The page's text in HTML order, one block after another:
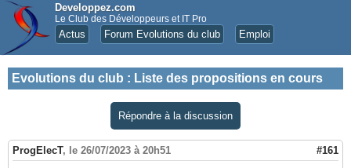
Developpez.com
Le Club des Développeurs et IT Pro
Actus Forum Evolutions du club Emploi
Evolutions du club : Liste des propositions en cours
Répondre à la discussion
ProgElecT, le 26/07/2023 à 20h51 #161